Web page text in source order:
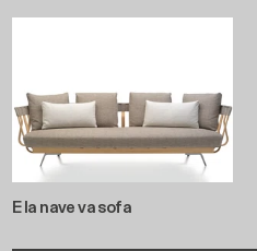
E la nave va sofa